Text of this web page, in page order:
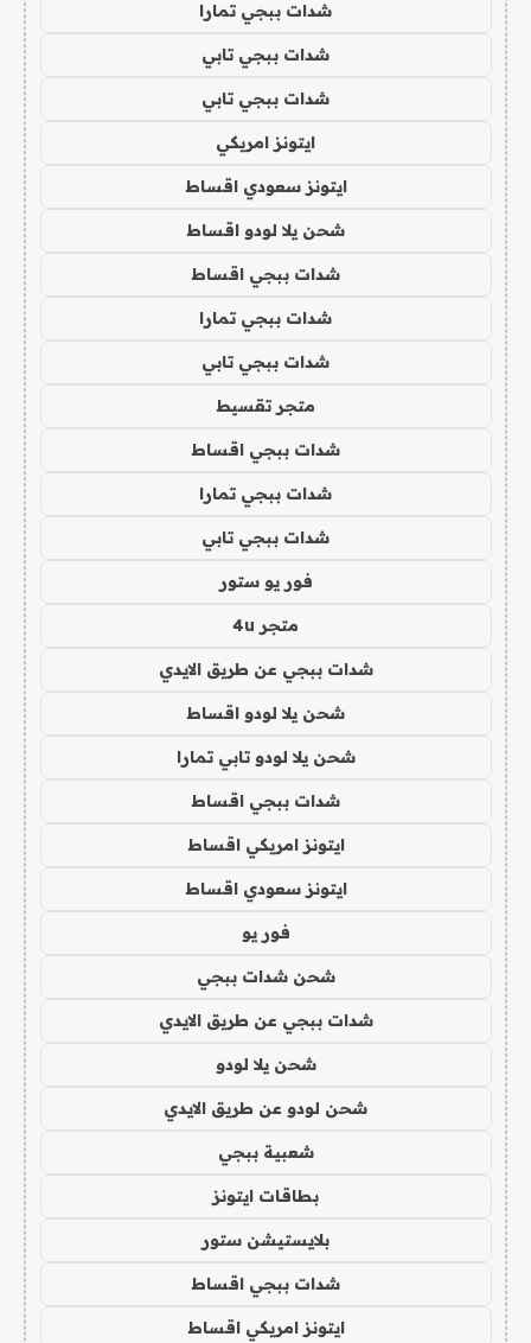
شدات ببجي تمارا
شدات ببجي تابي
شدات ببجي تابي
ايتونز امريكي
ايتونز سعودي اقساط
شحن يلا لودو اقساط
شدات ببجي اقساط
شدات ببجي تمارا
شدات ببجي تابي
متجر تقسيط
شدات ببجي اقساط
شدات ببجي تمارا
شدات ببجي تابي
فور يو ستور
متجر 4u
شدات ببجي عن طريق الايدي
شحن يلا لودو اقساط
شحن يلا لودو تابي تمارا
شدات ببجي اقساط
ايتونز امريكي اقساط
ايتونز سعودي اقساط
فور يو
شحن شدات ببجي
شدات ببجي عن طريق الايدي
شحن يلا لودو
شحن لودو عن طريق الايدي
شعبية ببجي
بطاقات ايتونز
بلايستيشن ستور
شدات ببجي اقساط
ايتونز امريكي اقساط